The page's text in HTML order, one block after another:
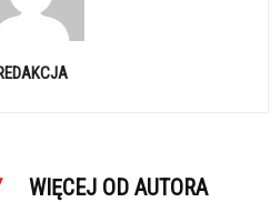
WIĘCEJ OD AUTORA